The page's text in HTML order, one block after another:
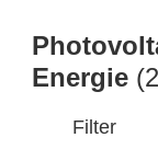
Energie
Filter